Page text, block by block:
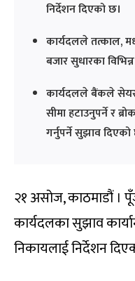
निर्देशन दिएको छ।
कार्यदलले तत्काल,
बजार सुधारका
कार्यदलले बैंकले सेयर
सीमा हटाउनुपर्ने र
गर्नुपर्ने सुझाव दिएको
२१ असोज, काठमाडौं ।
कार्यदलका सुझाव
निकायलाई निर्देशन